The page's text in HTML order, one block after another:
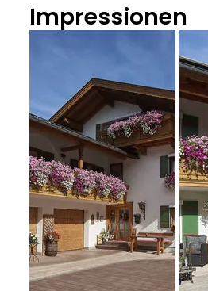
Impressionen